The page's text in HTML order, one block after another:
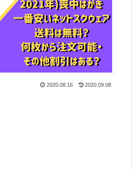
2020.08.16 2020.09.08